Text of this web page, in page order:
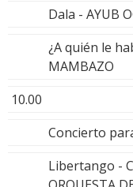
Dala - AYUB
¿A quién le
MAMBAZO
10.00
Concierto
Libertango -